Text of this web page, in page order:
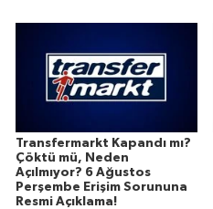
Transfermarkt Kapandı mı?
Çöktü mü, Neden
Açılmıyor? 6 Ağustos
Perşembe Erişim Sorununa
Resmi Açıklama!